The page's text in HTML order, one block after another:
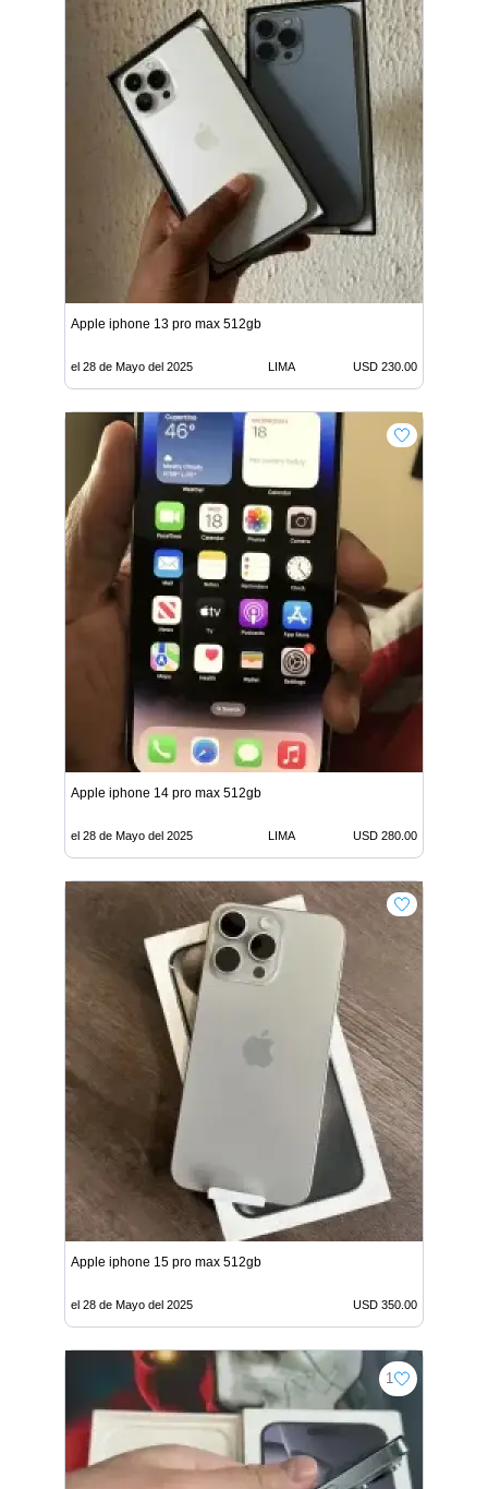
Apple iphone 13 pro max 512gb
el 28 de Mayo del 2025 LIMA USD 230.00
Apple iphone 14 pro max 512gb
el 28 de Mayo del 2025 LIMA USD 280.00
Apple iphone 15 pro max 512gb
el 28 de Mayo del 2025 USD 350.00
1